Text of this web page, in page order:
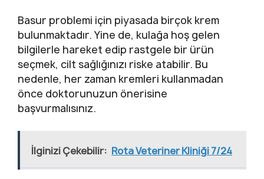
Basur problemi için piyasada birçok krem
bulunmaktadır. Yine de, kulağa hoş gelen
bilgilerle hareket edip rastgele bir ürün
seçmek, cilt sağlığınızı riske atabilir. Bu
nedenle, her zaman kremleri kullanmadan
önce doktorunuzun önerisine
başvurmalısınız.
İlginizi Çekebilir: Rota Veteriner Kliniği 7/24